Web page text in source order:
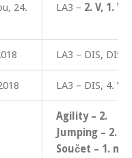
24.
LA3 – 2. V, 1. V
LA3 – DIS, DIS,
LA3 – DIS, 4. VD
Agility – 2.
Jumping – 2.
Součet – 1.